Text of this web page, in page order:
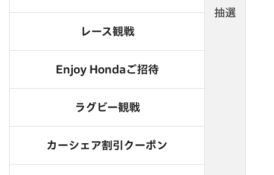
抽選
レース観戦
Enjoy Hondaご招待
ラグビー観戦
カーシェア割引クーポン